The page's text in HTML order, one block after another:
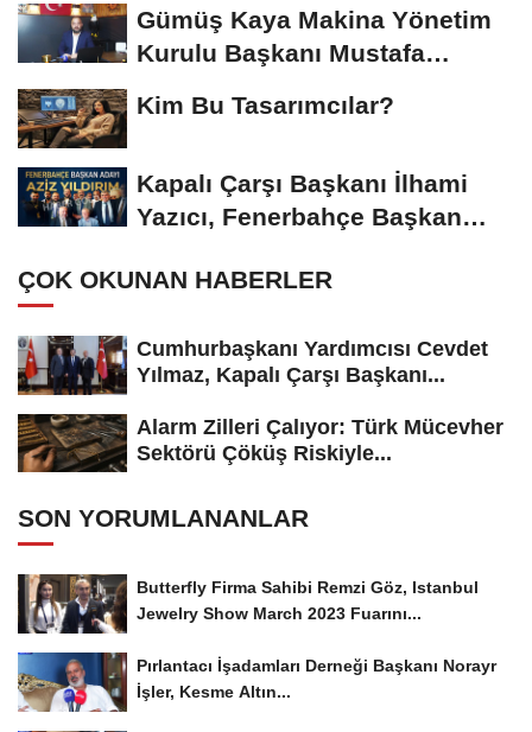
Gümüş Kaya Makina Yönetim
Kurulu Başkanı Mustafa
Kim Bu Tasarımcılar?
Kapalı Çarşı Başkanı İlhami
Yazıcı, Fenerbahçe Başkan
ÇOK OKUNAN HABERLER
Cumhurbaşkanı Yardımcısı Cevdet
Yılmaz, Kapalı Çarşı Başkanı...
Alarm Zilleri Çalıyor: Türk Mücevher
Sektörü Çöküş Riskiyle...
SON YORUMLANANLAR
Butterfly Firma Sahibi Remzi Göz, Istanbul
Jewelry Show March 2023 Fuarını...
Pırlantacı İşadamları Derneği Başkanı Norayr
İşler, Kesme Altın...